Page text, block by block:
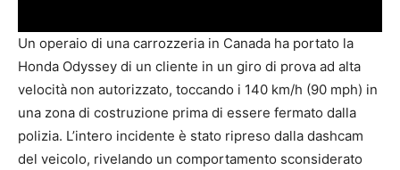
Un operaio di una carrozzeria in Canada ha portato la
Honda Odyssey di un cliente in un giro di prova ad alta
velocità non autorizzato, toccando i 140 km/h (90 mph) in
una zona di costruzione prima di essere fermato dalla
polizia. L’intero incidente è stato ripreso dalla dashcam
del veicolo, rivelando un comportamento sconsiderato